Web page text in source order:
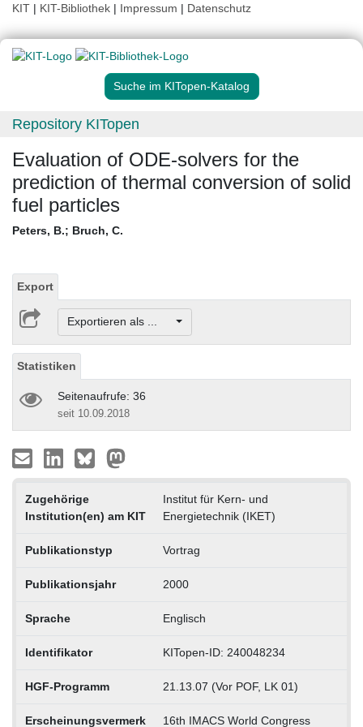
KIT | KIT-Bibliothek | Impressum | Datenschutz
Suche im KITopen-Katalog
Repository KITopen
Evaluation of ODE-solvers for the
prediction of thermal conversion of solid
fuel particles
Peters, B.; Bruch, C.
Export
Exportieren als ...
Statistiken
Seitenaufrufe: 36
seit 10.09.2018
Zugehörige
Institution(en) am KIT
Institut für Kern- und
Energietechnik (IKET)
Publikationstyp Vortrag
Publikationsjahr 2000
Sprache Englisch
Identifikator KITopen-ID: 240048234
HGF-Programm 21.13.07 (Vor POF, LK 01)
Erscheinungsvermerk 16th IMACS World Congress